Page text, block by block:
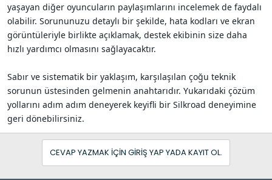
yaşayan diğer oyuncuların paylaşımlarını incelemek de faydalı
olabilir. Sorununuzu detaylı bir şekilde, hata kodları ve ekran
görüntüleriyle birlikte açıklamak, destek ekibinin size daha
hızlı yardımcı olmasını sağlayacaktır.
Sabır ve sistematik bir yaklaşım, karşılaşılan çoğu teknik
sorunun üstesinden gelmenin anahtarıdır. Yukarıdaki çözüm
yollarını adım adım deneyerek keyifli bir Silkroad deneyimine
geri dönebilirsiniz.
CEVAP YAZMAK IÇIN GIRIŞ YAP YADA KAYIT OL.